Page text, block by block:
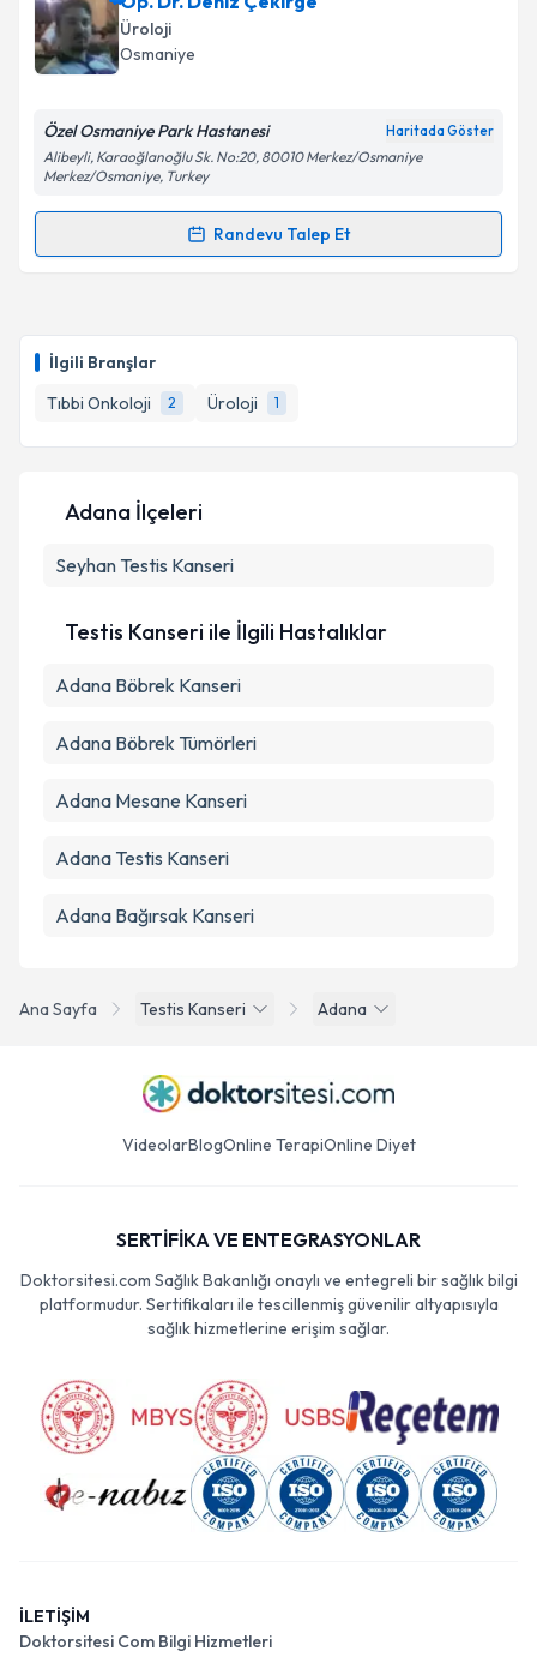
İlgili Branşlar
Tıbbi Onkoloji
2 Üroloji 1
Üroloji
Osmaniye
Özel Osmaniye Park Hastanesi Haritada Göster
Alibeyli, Karaoğlanoğlu Sk. No:20, 80010 Merkez/Osmaniye
Merkez/Osmaniye, Turkey
Randevu Talep Et
Randevu Takvimi Talebi
takvim hazırlandığında e-posta ile bilgilendireceğiz.
E-posta Adresiniz
Metni'ni okudum ve kişisel verilerimin belirtilen
Ana Sayfa Testis Kanseri Adana
Adana İlçeleri
Seyhan Testis Kanseri
Testis Kanseri ile İlgili Hastalıklar
Adana Böbrek Kanseri
Adana Böbrek Tümörleri
Adana Mesane Kanseri
Adana Testis Kanseri
Adana Bağırsak Kanseri
VideolarBlogOnline TerapiOnline Diyet
SERTİFİKA VE ENTEGRASYONLAR
Doktorsitesi.com Sağlık Bakanlığı onaylı ve entegreli bir sağlık bilgi
platformudur. Sertifikaları ile tescillenmiş güvenilir altyapısıyla
sağlık hizmetlerine erişim sağlar.
İLETİŞİM
Doktorsitesi Com Bilgi Hizmetleri